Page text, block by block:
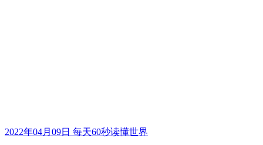
2022年04月09日 每天60秒读懂世界